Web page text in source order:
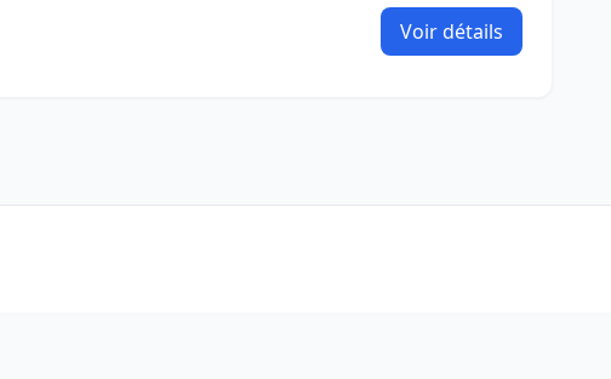
Voir détails